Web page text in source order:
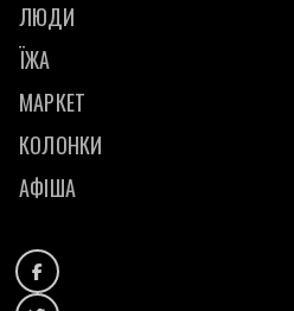
ЛЮДИ
ЇЖА
МАРКЕТ
КОЛОНКИ
АФІША